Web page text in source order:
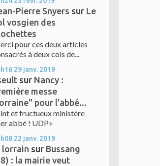
Pierre Snyers sur Le
vosgien des
pour ces deux articles
à deux cols de...
29 janv. 2019
sur Nancy :
messe
pour l'abbé...
et fructueux ministère
abbé ! UDP+
22 janv. 2019
lorrain sur Bussang
: la mairie veut